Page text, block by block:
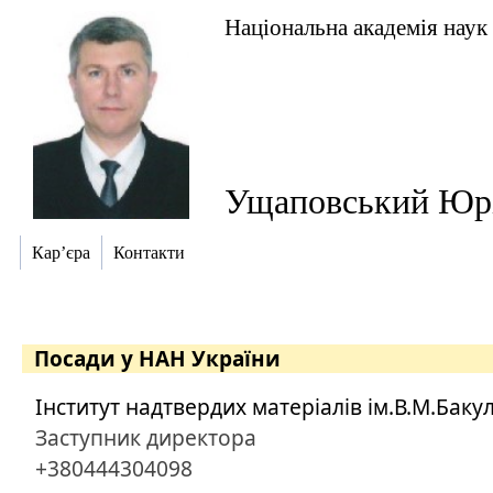
Національна академія
Ущаповський
Кар’єра Контакти
Посади у НАН України
Інститут надтвердих матеріалів
Заступник директора
+380444304098